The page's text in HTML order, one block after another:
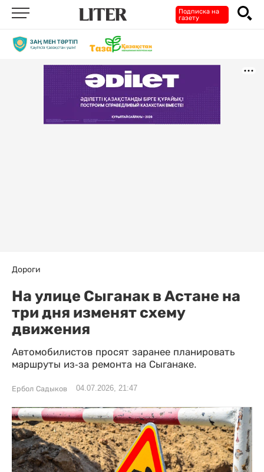
Подписка на
газету
Дороги
На улице Сыганак в Астане на
три дня изменят схему
движения
Автомобилистов просят заранее планировать
маршруты из-за ремонта на Сыганаке.
Ербол Садыков 04.07.2026, 21:47